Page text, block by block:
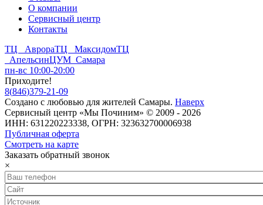
О компании
Сервисный центр
Контакты
ТЦ АврораТЦ МаксидомТЦ
АпельсинЦУМ Самара
пн-вс 10:00-20:00
Приходите!
8(846)379-21-09
Создано с любовью для жителей Самары. Наверх
Сервисный центр «Мы Починим» © 2009 - 2026
ИНН: 631220223338, ОГРН: 323632700006938
Публичная оферта
Смотреть на карте
Заказать обратный звонок
×